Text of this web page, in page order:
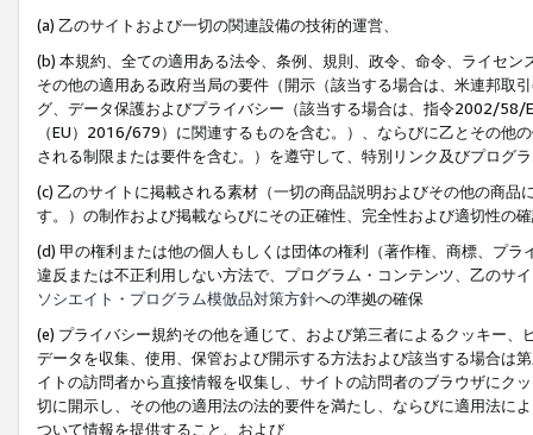
(a) 乙のサイトおよび一切の関連設備の技術的運営、
(b) 本規約、全ての適用ある法令、条例、規則、政令、命令、ライセ
その他の適用ある政府当局の要件（開示（該当する場合は、米連邦取
グ、データ保護およびプライバシー（該当する場合は、指令2002/58/
（EU）2016/679）に関連するものを含む。）、ならびに乙とその他
される制限または要件を含む。）を遵守して、特別リンク及びプログ
(c) 乙のサイトに掲載される素材（一切の商品説明およびその他の商
す。）の制作および掲載ならびにその正確性、完全性および適切性の
(d) 甲の権利または他の個人もしくは団体の権利（著作権、商標、プ
違反または不正利用しない方法で、プログラム・コンテンツ、乙のサ
ソシエイト・プログラム模倣品対策方針への準拠の確保
(e) プライバシー規約その他を通じて、および第三者によるクッキー
データを収集、使用、保管および開示する方法および該当する場合は
イトの訪問者から直接情報を収集し、サイトの訪問者のブラウザにク
切に開示し、その他の適用法の法的要件を満たし、ならびに適用法に
ついて情報を提供すること、および